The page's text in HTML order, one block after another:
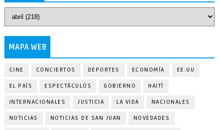
MAPA WEB
CINE CONCIERTOS DEPORTES ECONOMÍA EE.UU
EL PAÍS ESPECTÁCULOS GOBIERNO HAITÍ
INTERNACIONALES JUSTICIA LA VIDA NACIONALES
NOTICIAS NOTICIAS DE SAN JUAN NOVEDADES